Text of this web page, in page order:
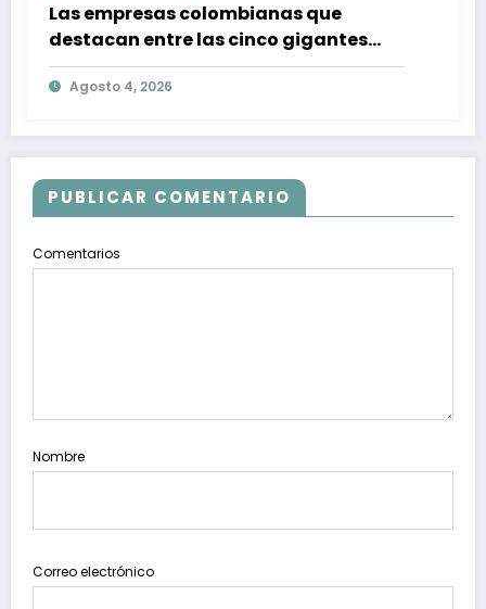
Las empresas colombianas que
destacan entre las cinco gigantes
tecnológicas que lideran el mercado
en Colombia
Agosto 4, 2026
PUBLICAR COMENTARIO
Comentarios
Nombre
Correo electrónico